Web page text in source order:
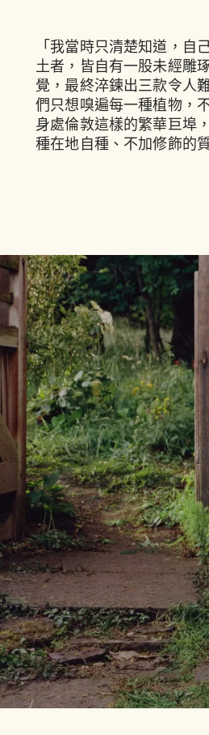
「我當時只清楚知道，
土者，皆自有一股未經雕
覺，最終淬鍊出三款令人
們只想嗅遍每一種植物，
身處倫敦這樣的繁華巨埠
種在地自種、不加修飾的